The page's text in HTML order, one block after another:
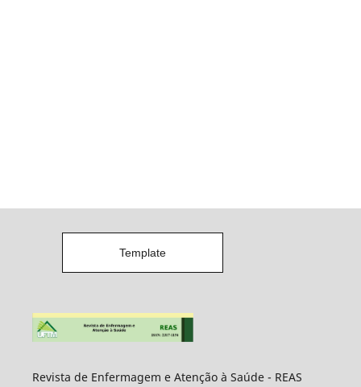
Template
Revista de Enfermagem e Atenção à Saúde - REAS